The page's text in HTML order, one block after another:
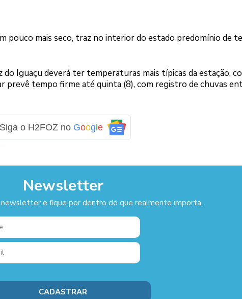
pouco mais seco, traz no interior do estado predomínio de
do Iguaçu deverá ter temperaturas mais típicas da estação,
prevê tempo firme até quinta (8), com registro de chuvas
Siga o H2FOZ no Google
Newsletter
newsletter e fique por dentro do que realmente importa.